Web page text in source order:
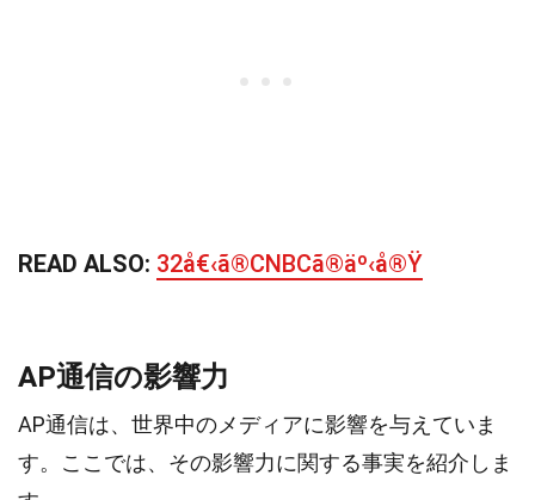
READ ALSO: 32å€‹ã®CNBCã®äº‹å®Ÿ
AP通信の影響力
AP通信は、世界中のメディアに影響を与えていま
す。ここでは、その影響力に関する事実を紹介しま